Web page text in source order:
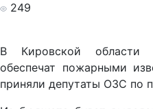
249
В Кировской области
обеспечат пожарными
приняли депутаты ОЗС по